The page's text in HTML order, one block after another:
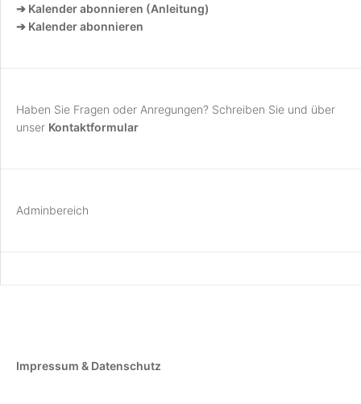
➔ Kalender abonnieren (Anleitung)
➔ Kalender abonnieren
Haben Sie Fragen oder Anregungen? Schreiben Sie und über
unser Kontaktformular
Adminbereich
Impressum & Datenschutz